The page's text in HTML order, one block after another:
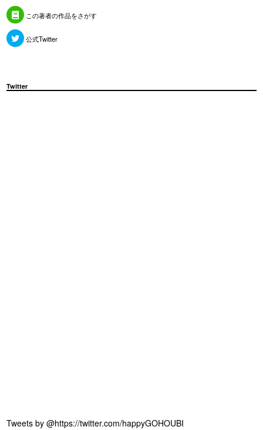
この著者の作品をさがす
公式Twitter
Twitter
Tweets by @https://twitter.com/happyGOHOUBI